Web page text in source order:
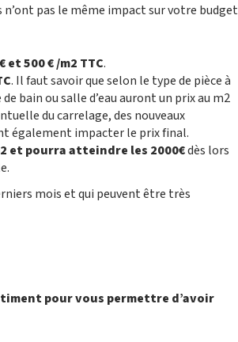
pas le même impact sur votre budget
et 500 € /m2 TTC.
. Il faut savoir que selon le type de pièce à
bain ou salle d’eau auront un prix au m2
du carrelage, des nouveaux
également impacter le prix final.
et pourra atteindre les 2000€dès lors
mois et qui peuvent être très
pour vous permettre d’avoir